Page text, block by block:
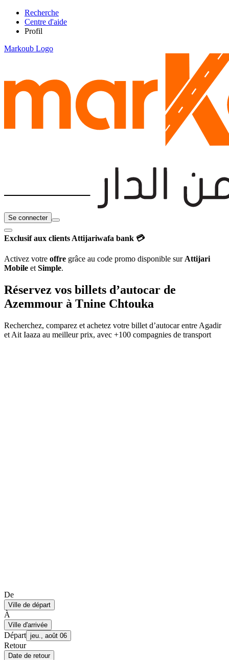
Recherche
Centre d'aide
Profil
Markoub Logo
Se connecter
Exclusif aux clients Attijariwafa bank 💳
Activez votre offre grâce au code promo disponible sur Attijari
Mobile et Simple.
Réservez vos billets d’autocar de
Azemmour à Tnine Chtouka
Recherchez, comparez et achetez votre billet d’autocar entre Agadir
et Ait Iaaza au meilleur prix, avec +100 compagnies de transport
De
Ville de départ
À
Ville d'arrivée
Départ jeu., août 06
Retour
Date de retour